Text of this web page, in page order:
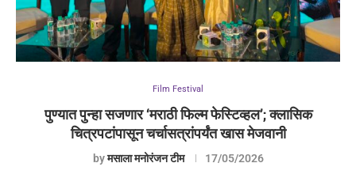
Film Festival
पुण्यात पुन्हा सजणार ‘मराठी फिल्म फेस्टिव्हल’; क्लासिक
चित्रपटांपासून चर्चासत्रांपर्यंत खास मेजवानी
byमसाला मनोरंजन टीम 17/05/2026